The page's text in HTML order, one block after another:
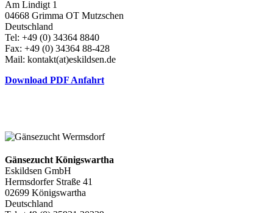
Am Lindigt 1
04668 Grimma OT Mutzschen
Deutschland
Tel: +49 (0) 34364 8840
Fax: +49 (0) 34364 88-428
Mail: kontakt(at)eskildsen.de
Download PDF Anfahrt
Gänsezucht Königswartha
Eskildsen GmbH
Hermsdorfer Straße 41
02699 Königswartha
Deutschland